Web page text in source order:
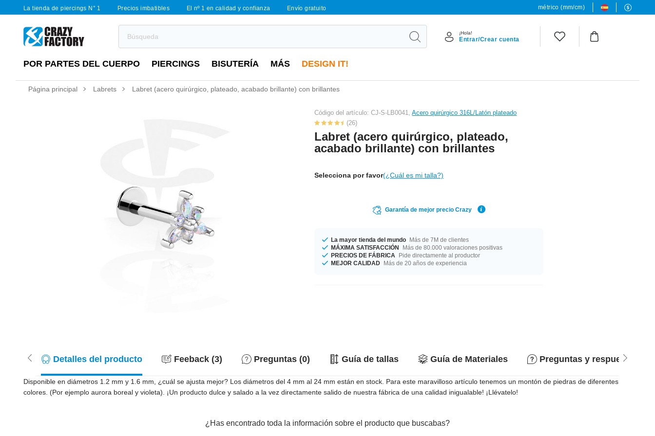
La tienda de piercings N° 1 Precios imbatibles El nº 1 en calidad y confianza Envío gratuito métrico (mm/cm)
¡Hola!
Entrar/Crear cuenta
POR PARTES DEL CUERPO PIERCINGS BISUTERÍA MÁS DESIGN IT!
Página principal Labrets Labret (acero quirúrgico, plateado, acabado brillante) con brillantes
Código del artículo: CJ-S-LB0041,Acero quirúrgico 316L/Latón plateado
(26)
Labret (acero quirúrgico, plateado,
acabado brillante) con brillantes
Selecciona por favor(¿Cuál es mi talla?)
Garantía de mejor precio Crazy
La mayor tienda del mundo Más de 7M de clientes
MÁXIMA SATISFACCIÓN
Más de 80.000 valoraciones positivas
PRECIOS DE FÁBRICA
Pide directamente al productor
MEJOR CALIDAD Más de 20 años de experiencia
Detalles del producto Feeback (3) Preguntas (0) Guía de tallas Guía de Materiales Preguntas y respuestas
Disponible en diámetros 1.2 mm y 1.6 mm, ¿cuál se ajusta mejor? Los diámetros del 4 mm al 24 mm están en stock. Para este maravilloso artículo tenemos un montón de piedras de diferentes
colores. (Por ejemplo aurora boreal y violeta). ¡Un producto dulce y salado a la vez directamente salido de nuestra fábrica de una calidad inigualable! ¡Llévatelo!
¿Has encontrado toda la información sobre el producto que buscabas?